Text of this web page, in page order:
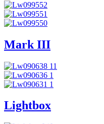
Mark III
Lightbox